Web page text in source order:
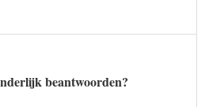
beantwoorden?